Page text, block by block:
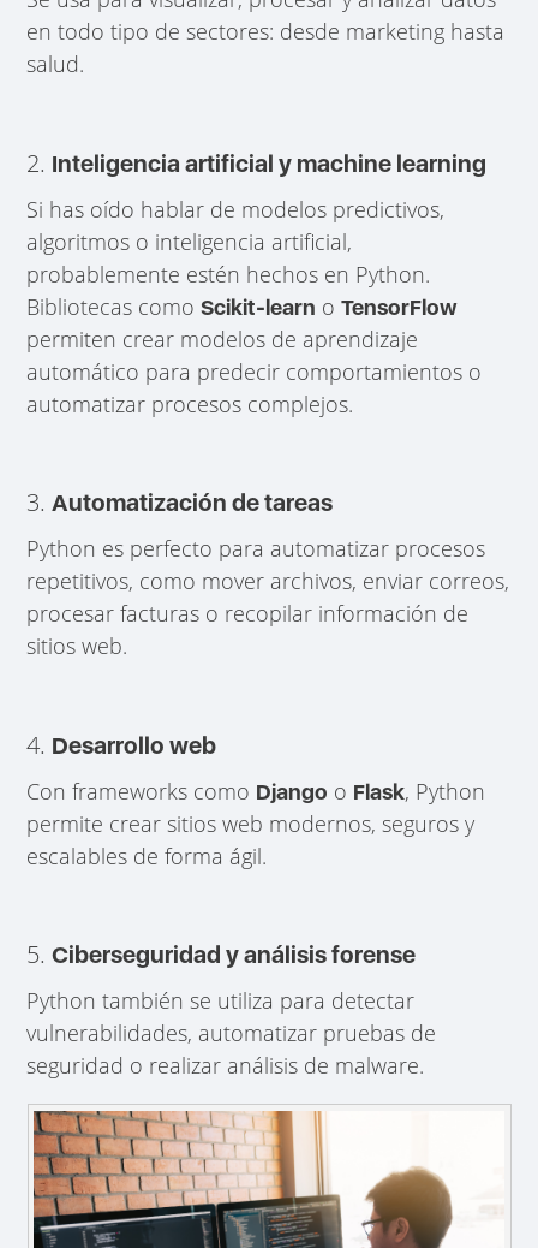
en todo tipo de sectores: desde marketing hasta
salud.
2. Inteligencia artificial y machine learning
Si has oído hablar de modelos predictivos,
algoritmos o inteligencia artificial,
probablemente estén hechos en Python.
Bibliotecas comoScikit-learn oTensorFlow
permiten crear modelos de aprendizaje
automático para predecir comportamientos o
automatizar procesos complejos.
3.Automatización de tareas
Python es perfecto para automatizar procesos
repetitivos, como mover archivos, enviar correos,
procesar facturas o recopilar información de
sitios web.
4. Desarrollo web
Con frameworks como Django o Flask, Python
permite crear sitios web modernos, seguros y
escalables de forma ágil.
5.Ciberseguridad y análisis forense
Python también se utiliza para detectar
vulnerabilidades, automatizar pruebas de
seguridad o realizar análisis de malware.